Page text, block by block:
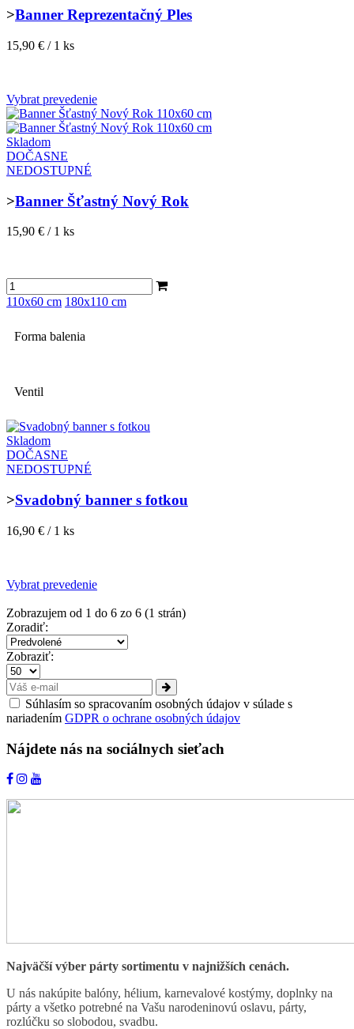
>Banner Reprezentačný Ples
15,90 € / 1 ks
Vybrat prevedenie
Skladom
DOČASNE
NEDOSTUPNÉ
>Banner Šťastný Nový Rok
15,90 € / 1 ks
110x60 cm 180x110 cm
Forma balenia
Ventil
Skladom
DOČASNE
NEDOSTUPNÉ
>Svadobný banner s fotkou
16,90 € / 1 ks
Vybrat prevedenie
Zobrazujem od 1 do 6 zo 6 (1 strán)
Zoradiť:
Zobraziť:
Súhlasím so spracovaním osobných údajov v súlade s
nariadením GDPR o ochrane osobných údajov
Nájdete nás na sociálnych sieťach
Najväčší výber párty sortimentu v najnižších cenách.
U nás nakúpite balóny, hélium, karnevalové kostýmy, doplnky na
párty a všetko potrebné na Vašu narodeninovú oslavu, párty,
rozlúčku so slobodou, svadbu.